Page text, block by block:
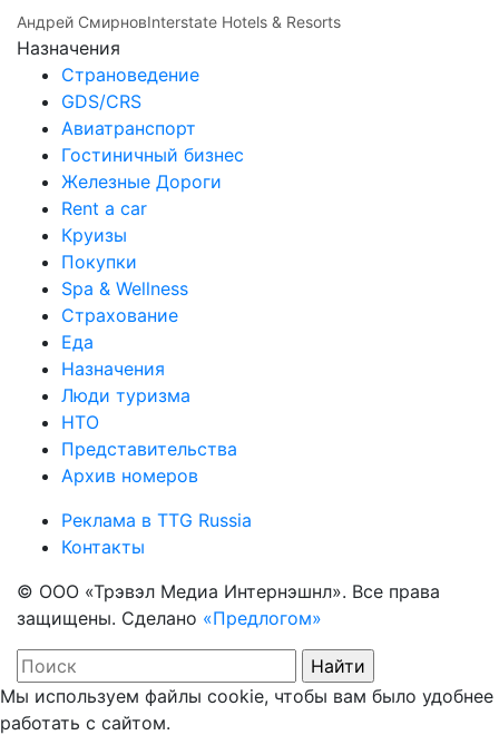
Андрей СмирновInterstate Hotels & Resorts
Назначения
Страноведение
GDS/CRS
Авиатранспорт
Гостиничный бизнес
Железные Дороги
Rent a car
Круизы
Покупки
Spa & Wellness
Страхование
Еда
Назначения
Люди туризма
НТО
Представительства
Архив номеров
Реклама в TTG Russia
Контакты
© ООО «Трэвэл Медиа Интернэшнл». Все права
защищены. Сделано «Предлогом»
Мы используем файлы cookie, чтобы вам было удобнее
работать с сайтом.